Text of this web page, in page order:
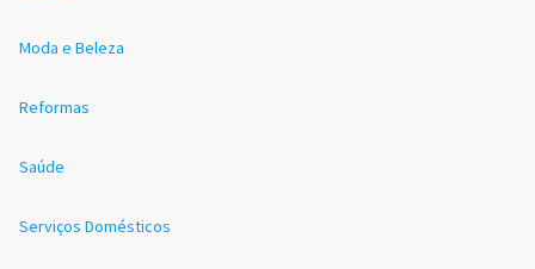
Moda e Beleza
Reformas
Saúde
Serviços Domésticos